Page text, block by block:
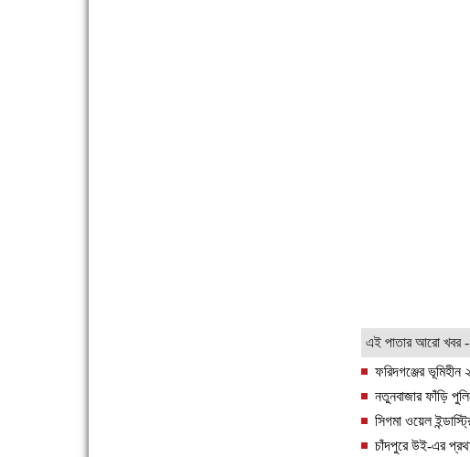
এই পাতার আরো খবর -
ফরিদগঞ্জের
নতুনবাজার ফাঁড়ি
সিগমা ওয়েল
চাঁদপুরে উই-এর